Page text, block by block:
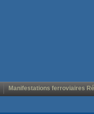
Manifestations ferroviaires